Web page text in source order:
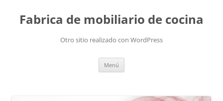
Fabrica de mobiliario de cocina
Otro sitio realizado con WordPress
Menú